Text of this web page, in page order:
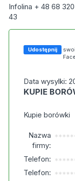
Infolina + 48 68
43
Udostępnij
Data wysylki:
KUPIE
Kupie borówki
Nazwa
firmy:
Telefon:
Telefon: